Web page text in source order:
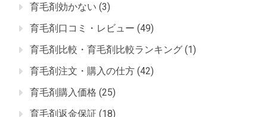
育毛剤効かない (3)
育毛剤口コミ・レビュー (49)
育毛剤比較・育毛剤比較ランキング (1)
育毛剤注文・購入の仕方 (42)
育毛剤購入価格 (25)
育毛剤返金保証 (18)